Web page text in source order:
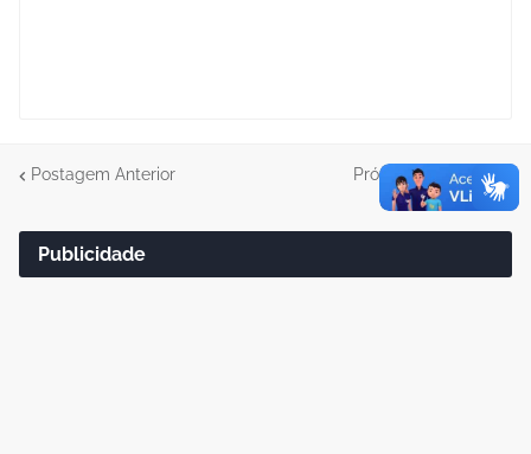
Postagem Anterior Próxima Postagem
Publicidade